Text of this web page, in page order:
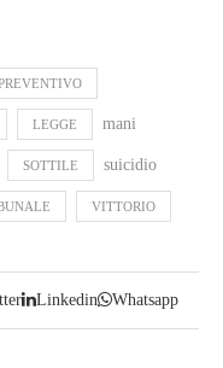
LEGGE mani
SOTTILE suicidio
VITTORIO
Linkedin Whatsapp